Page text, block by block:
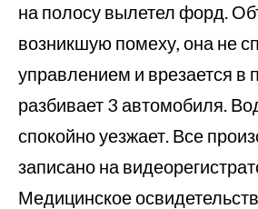
на полосу вылетел форд.
возникшую помеху, она не
управлением и врезается в
разбивает 3 автомобиля.
спокойно уезжает. Все
записано на
Медицинское